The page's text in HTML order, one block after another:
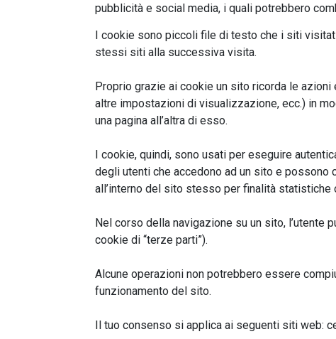
pubblicità e social media, i quali potrebbero
I cookie sono piccoli file di testo che i siti
stessi siti alla successiva visita.
Proprio grazie ai cookie un sito ricorda le
altre impostazioni di visualizzazione, ecc.) in
una pagina all’altra di esso.
I cookie, quindi, sono usati per eseguire
degli utenti che accedono ad un sito e possono
all’interno del sito stesso per finalità statistiche
Nel corso della navigazione su un sito,
cookie di “terze parti”).
Alcune operazioni non potrebbero essere
funzionamento del sito.
Il tuo consenso si applica ai seguenti siti web: